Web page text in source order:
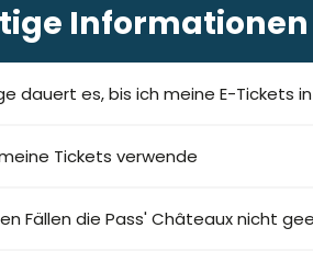
Informationen
dauert es, bis ich meine E-Tickets
Tickets verwende
Fällen die Pass' Châteaux nicht